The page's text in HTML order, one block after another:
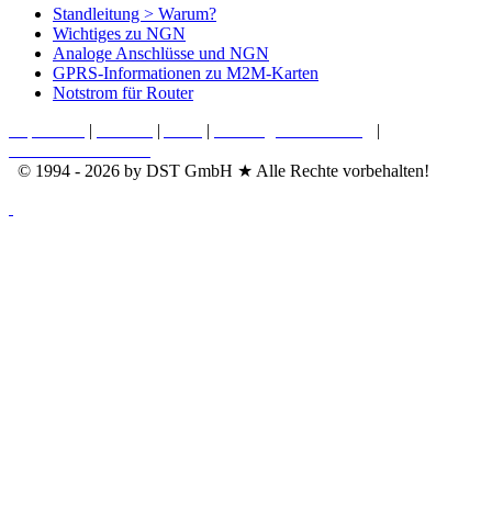
Standleitung > Warum?
Wichtiges zu NGN
Analoge Anschlüsse und NGN
GPRS-Informationen zu M2M-Karten
Notstrom für Router
| | |
|
© 1994 - 2026 by DST GmbH ★ Alle Rechte vorbehalten!